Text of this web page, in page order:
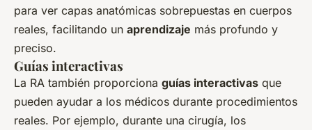
para ver capas anatómicas sobrepuestas en cuerpos
reales, facilitando un aprendizaje más profundo y
preciso.
Guías interactivas
La RA también proporciona guías interactivas que
pueden ayudar a los médicos durante procedimientos
reales. Por ejemplo, durante una cirugía, los